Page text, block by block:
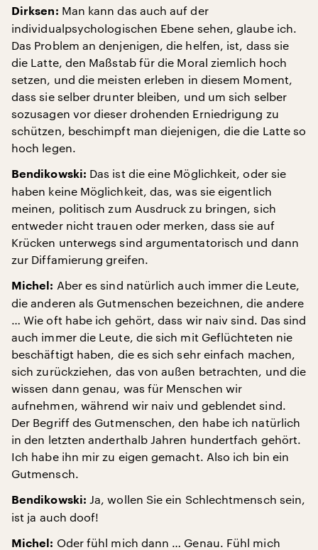
Dirksen: Man kann das auch auf der
individualpsychologischen Ebene sehen, glaube ich.
Das Problem an denjenigen, die helfen, ist, dass sie
die Latte, den Maßstab für die Moral ziemlich hoch
setzen, und die meisten erleben in diesem Moment,
dass sie selber drunter bleiben, und um sich selber
sozusagen vor dieser drohenden Erniedrigung zu
schützen, beschimpft man diejenigen, die die Latte so
hoch legen.
Bendikowski: Das ist die eine Möglichkeit, oder sie
haben keine Möglichkeit, das, was sie eigentlich
meinen, politisch zum Ausdruck zu bringen, sich
entweder nicht trauen oder merken, dass sie auf
Krücken unterwegs sind argumentatorisch und dann
zur Diffamierung greifen.
Michel: Aber es sind natürlich auch immer die Leute,
die anderen als Gutmenschen bezeichnen, die andere
… Wie oft habe ich gehört, dass wir naiv sind. Das sind
auch immer die Leute, die sich mit Geflüchteten nie
beschäftigt haben, die es sich sehr einfach machen,
sich zurückziehen, das von außen betrachten, und die
wissen dann genau, was für Menschen wir
aufnehmen, während wir naiv und geblendet sind.
Der Begriff des Gutmenschen, den habe ich natürlich
in den letzten anderthalb Jahren hundertfach gehört.
Ich habe ihn mir zu eigen gemacht. Also ich bin ein
Gutmensch.
Bendikowski: Ja, wollen Sie ein Schlechtmensch sein,
ist ja auch doof!
Michel: Oder fühl mich dann … Genau. Fühl mich